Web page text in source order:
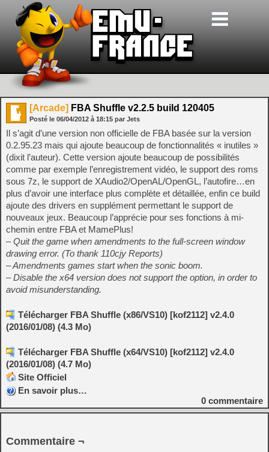
[Arcade] FBA Shuffle v2.2.5 build 120405
Posté le 06/04/2012 à 18:15 par Jets
Il s’agit d’une version non officielle de FBA basée sur la version
0.2.95.23 mais qui ajoute beaucoup de fonctionnalités « inutiles »
(dixit l’auteur). Cette version ajoute beaucoup de possibilités
comme par exemple l’enregistrement vidéo, le support des roms
sous 7z, le support de XAudio2/OpenAL/OpenGL, l’autofire…en
plus d’avoir une interface plus complète et détaillée, enfin ce build
ajoute des drivers en supplément permettant le support de
nouveaux jeux. Beaucoup l’apprécie pour ses fonctions à mi-
chemin entre FBA et MamePlus!
– Quit the game when amendments to the full-screen window
drawing error. (To thank 110cjy Reports)
– Amendments games start when the sonic boom.
– Disable the x64 version does not support the option, in order to
avoid misunderstanding.
Télécharger FBA Shuffle (x86/VS10) [kof2112] v2.4.0
(2016/01/08) (4.3 Mo)
Télécharger FBA Shuffle (x64/VS10) [kof2112] v2.4.0
(2016/01/08) (4.7 Mo)
Site Officiel
En savoir plus…
0 commentaire
Commentaire ¬